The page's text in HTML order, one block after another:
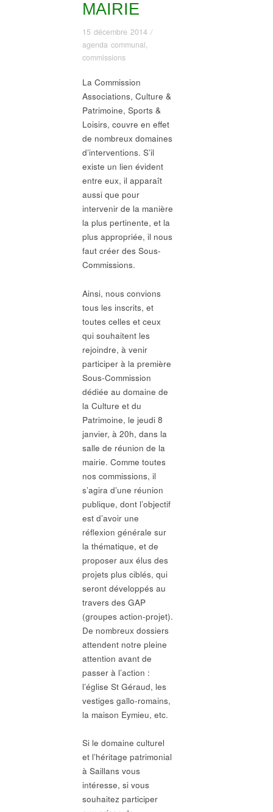
MAIRIE
15 décembre 2014/
agenda communal,
commissions
La Commission
Associations, Culture &
Patrimoine, Sports &
Loisirs, couvre en effet
de nombreux domaines
d’interventions. S’il
existe un lien évident
entre eux, il apparaît
aussi que pour
intervenir de la manière
la plus pertinente, et la
plus appropriée, il nous
faut créer des Sous-
Commissions.
Ainsi, nous convions
tous les inscrits, et
toutes celles et ceux
qui souhaitent les
rejoindre, à venir
participer à la première
Sous-Commission
dédiée au domaine de
la Culture et du
Patrimoine, le jeudi 8
janvier, à 20h, dans la
salle de réunion de la
mairie. Comme toutes
nos commissions, il
s’agira d’une réunion
publique, dont l’objectif
est d’avoir une
réflexion générale sur
la thématique, et de
proposer aux élus des
projets plus ciblés, qui
seront développés au
travers des GAP
(groupes action-projet).
De nombreux dossiers
attendent notre pleine
attention avant de
passer à l’action :
l’église St Géraud, les
vestiges gallo-romains,
la maison Eymieu, etc.
Si le domaine culturel
et l’héritage patrimonial
à Saillans vous
intéresse, si vous
souhaitez participer